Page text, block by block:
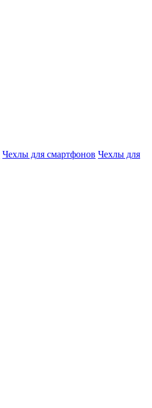
Чехлы для смартфонов Чехлы для